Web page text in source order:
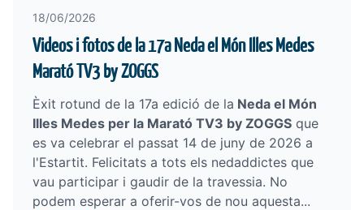
18/06/2026
Videos i fotos de la 17a Neda el Món Illes Medes
Marató TV3 by ZOGGS
Èxit rotund de la 17a edició de la Neda el Món
Illes Medes per la Marató TV3 by ZOGGS que
es va celebrar el passat 14 de juny de 2026 a
l'Estartit. Felicitats a tots els nedaddictes que
vau participar i gaudir de la travessia. No
podem esperar a oferir-vos de nou aquesta...